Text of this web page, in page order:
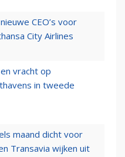
CEO’s voor
City Airlines
vracht op
in tweede
maand dicht voor
Transavia wijken uit